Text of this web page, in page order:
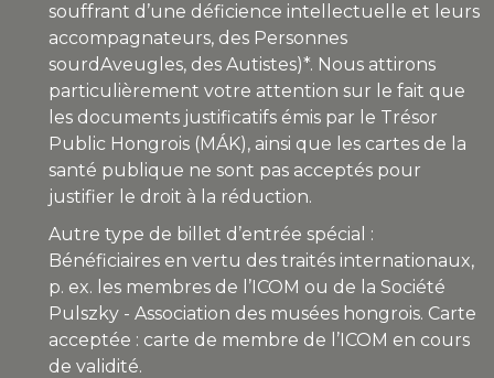
souffrant d’une déficience intellectuelle et leurs
accompagnateurs, des Personnes
sourdAveugles, des Autistes)*. Nous attirons
particulièrement votre attention sur le fait que
les documents justificatifs émis par le Trésor
Public Hongrois (MÁK), ainsi que les cartes de la
santé publique ne sont pas acceptés pour
justifier le droit à la réduction.
Autre type de billet d’entrée spécial :
Bénéficiaires en vertu des traités internationaux,
p. ex. les membres de l’ICOM ou de la Société
Pulszky - Association des musées hongrois. Carte
acceptée : carte de membre de l’ICOM en cours
de validité.